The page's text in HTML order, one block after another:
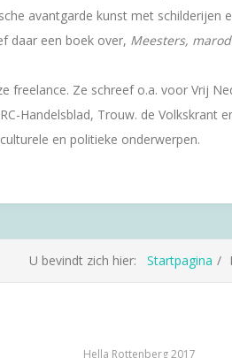
avantgarde kunst met schilderijen
daar een boek over, Meesters,
freelance. Ze schreef o.a. voor Vrij
Handelsblad, Trouw. de Volkskrant
en politieke onderwerpen.
U bevindt zich hier: Startpagina
Hella Rottenberg 2017